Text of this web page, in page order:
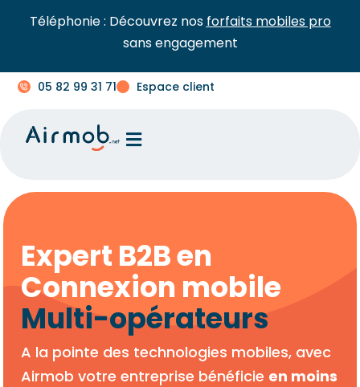
Téléphonie : Découvrez nos forfaits mobiles pro
sans engagement
05 82 99 31 71 Espace client
Expert B2B en
Connexion mobile
Multi-opérateurs
A la pointe des technologies mobiles, avec
Airmob votre entreprise bénéficie en moins